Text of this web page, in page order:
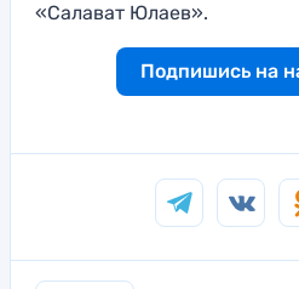
«Салават Юлаев».
Подпишись на